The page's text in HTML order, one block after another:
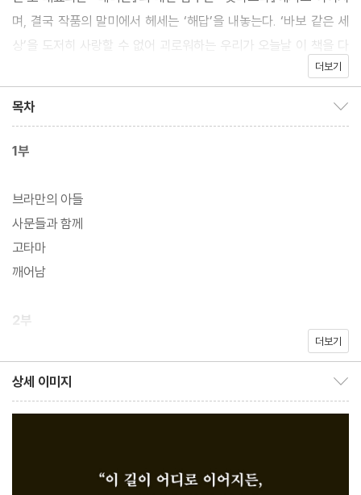
며, 결국 작품의 말미에서 헤세는 ‘해답’을 내놓는다. ‘바보 같은 세
상’을 도저히 사랑할 수 없어 괴로워하는 우리가 오늘날 이 책을 다
더보기
목차
1부
브라만의 아들
사문들과 함께
고타마
깨어남
2부
어린아이와 같은 사람들 곁에서
윤회
더보기
상세 이미지